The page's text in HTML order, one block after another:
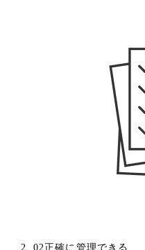
02正確に管理できる